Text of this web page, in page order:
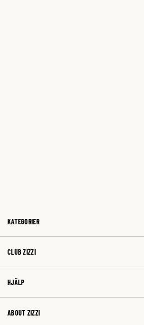
KATEGORIER
CLUB ZIZZI
HJÄLP
ABOUT ZIZZI